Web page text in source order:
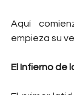
Aquí
empieza su
El Infierno de